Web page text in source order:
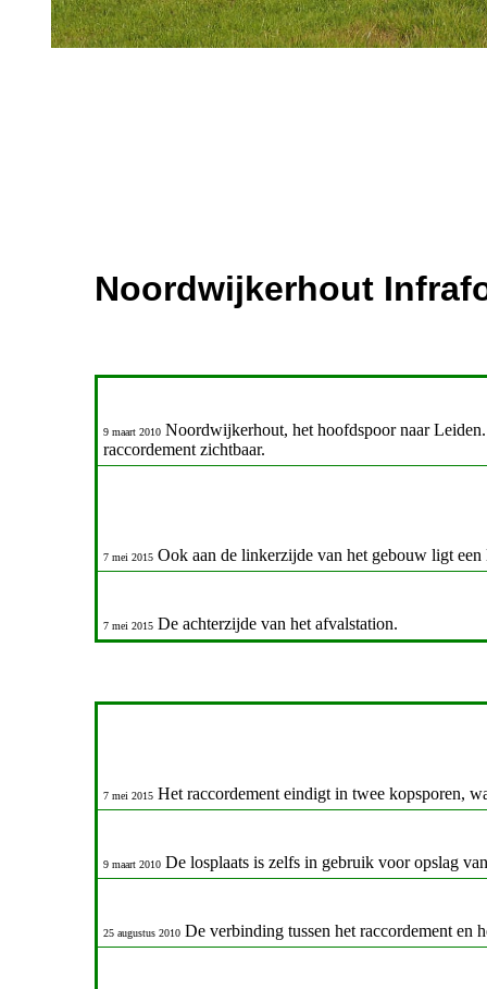
Noordwijkerhout
9 maart 2010 Noordwijkerhout, het hoofdspoor naar
raccordement zichtbaar.
7 mei 2015 Ook aan de linkerzijde van het gebouw ligt een
7 mei 2015 De achterzijde van het afvalstation.
7 mei 2015 Het raccordement eindigt in twee kopsporen,
9 maart 2010 De losplaats is zelfs in gebruik voor opslag
25 augustus 2010 De verbinding tussen het raccordement en